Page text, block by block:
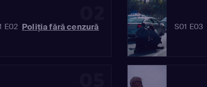
E02 Poliția fără cenzură S01 E03